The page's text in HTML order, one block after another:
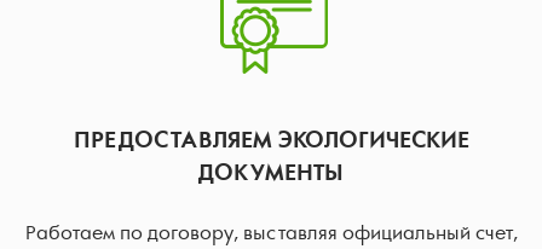
ПРЕДОСТАВЛЯЕМ ЭКОЛОГИЧЕСКИЕ
ДОКУМЕНТЫ
Работаем по договору, выставляя официальный счет,